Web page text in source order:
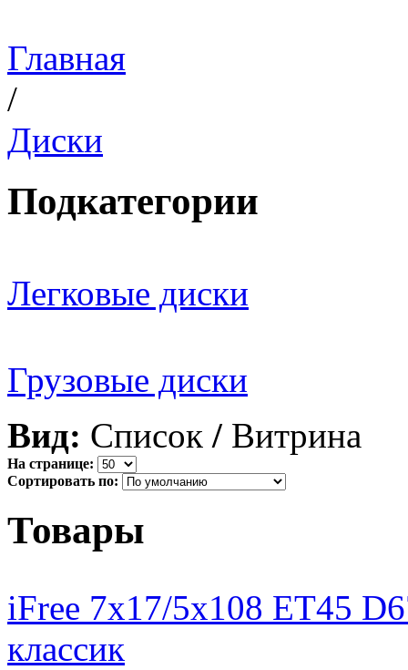
Главная
/
Диски
Подкатегории
Легковые диски
Грузовые диски
Вид: Список / Витрина
На странице:
Сортировать по:
Товары
iFree 7x17/5x108 ET45
классик